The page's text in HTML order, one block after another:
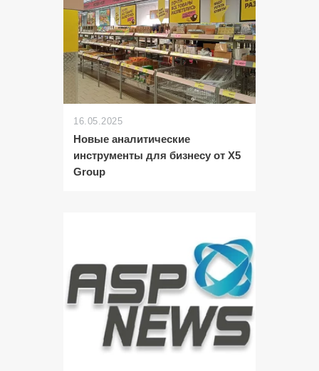
16.05.2025
Новые аналитические
инструменты для бизнесу от X5
Group